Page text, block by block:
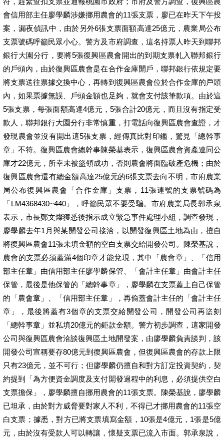
會信用部主任廖學麟涉嫌挪用農會的11張支票，廖已在昨天下午投
案，漏夜偵訊中，由於另外6張支票面額高達25億元，農業局公布
支票號碼呼籲民眾小心。警方及市府調查，這名持票人昨天到聯邦
銀行大園分行，要將5張復興區農會開出的到期支票軋入聯邦銀行
的戶頭內，由於復興區農會是在合作金庫開戶，聯邦銀行依規定要
將支票送往票據交換中心，再轉到復興區農會位於合作金庫的戶頭
內，如果票據無誤、戶頭金額也足夠，就會支付該筆款項。由於這
5張支票，每張面額高達4億元，5張合計20億元，而且沒有指定受
款人，聯邦銀行大園分行非常慎重，打電話向復興區農會查證，才
發現農會並沒有開出這5張支票，經傳真比對印鑑，驚見「總幹事
章」不符。復興區農會總幹事陳榮基表示，復興區農會資產連同公
庫才22億元，所幸未被盜領成功，否則農會將面臨破產危機；由於
復興區農會還有總金額高達25億元的6張支票去向不明，市府農業
局公布復興區農會「合作金庫」支票，11張連號的支票號碼為
「LM4368430~440」，呼籲民眾不要受騙。市府農業局長郭承泉
表示，市長鄭文燦獲悉後指示成立緊急事件處理小組，調查發現，
廖學麟去年1月與某開發公司接洽，以開發復興區土地為由，擅自
將復興區農會11張未填金額的空白支票交給開發公司。陳榮基說，
農會的支票必須蓋滿4個印章才能兌現，其中「農會章」、「信用
部主任章」由信用部主任廖學麟保管、「會計主任章」由會計主任
保管，最後是他保管的「總幹事章」，廖學麟在支票蓋上自己保管
的「農會章」、「信用部主任章」，再偷蓋會計主任的「會計主任
章」，最後將蓋有3個章的支票交給開發公司，開發公司再盜刻
「總幹事章」並私填20億元的鉅款金額。警方初步調查，這家開發
公司與復興區農會洽談復興區土地開發案，由廖學麟負責談判，該
開發公司宣稱要存80億元到復興區農會，但復興區農會的存款上限
只有23億元，並不可行；但廖學麟仍擅自和對方訂定投資契約，契
約提到「為方便資金調度及支付開發過程中的利息，必須提供空白
支票擔保」，廖學麟擅自挪用農會的11張支票。陳榮基說，廖學麟
已坦承，由於對方威脅要對家人不利，不得已才挪用農會的11張空
白支票；據悉，對方已將支票填寫金額，10張是4億元，1張是5億
元，由於沒有受款人可以轉讓，懷疑支票已流入市面。郭承泉說，